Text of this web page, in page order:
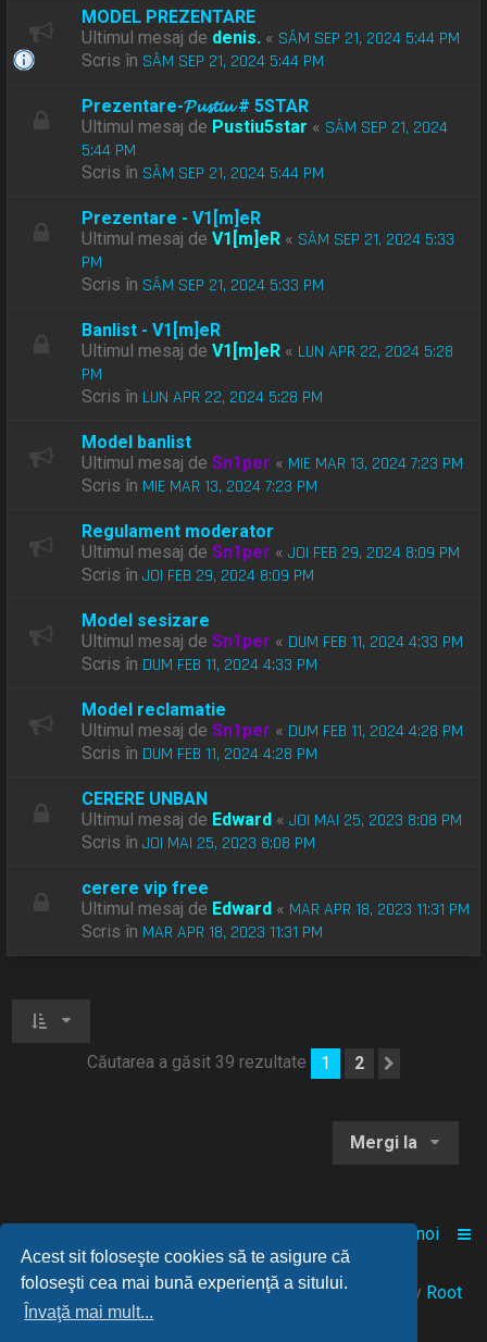
Acest sit foloseşte cookies să te asigure că
foloseşti cea mai bună experienţă a sitului.
Învaţă mai mult...
MODEL PREZENTARE
Ultimul mesaj de denis. « SÂM SEP 21, 2024 5:44 PM
Scris în SÂM SEP 21, 2024 5:44 PM
Prezentare-𝓟𝓾𝓼𝓽𝓲𝓾 # 5STAR
Ultimul mesaj de Pustiu5star « SÂM SEP 21, 2024
5:44 PM
Scris în SÂM SEP 21, 2024 5:44 PM
Prezentare - V1[m]eR
Ultimul mesaj deV1[m]eR « SÂM SEP 21, 2024 5:33
PM
Scris în SÂM SEP 21, 2024 5:33 PM
Banlist - V1[m]eR
Ultimul mesaj deV1[m]eR « LUN APR 22, 2024 5:28
PM
Scris în LUN APR 22, 2024 5:28 PM
Model banlist
Ultimul mesaj deSn1per « MIE MAR 13, 2024 7:23 PM
Scris în MIE MAR 13, 2024 7:23 PM
Regulament moderator
Ultimul mesaj deSn1per «JOI FEB 29, 2024 8:09 PM
Scris înJOI FEB 29, 2024 8:09 PM
Model sesizare
Ultimul mesaj deSn1per « DUM FEB 11, 2024 4:33 PM
Scris în DUM FEB 11, 2024 4:33 PM
Model reclamatie
Ultimul mesaj deSn1per « DUM FEB 11, 2024 4:28 PM
Scris în DUM FEB 11, 2024 4:28 PM
CERERE UNBAN
Ultimul mesaj de Edward «JOI MAI 25, 2023 8:08 PM
Scris înJOI MAI 25, 2023 8:08 PM
cerere vip free
Ultimul mesaj de Edward « MAR APR 18, 2023 11:31 PM
Scris în MAR APR 18, 2023 11:31 PM
Căutarea a găsit 39 rezultate 1 2
Mergi la
Despre noi
© 2021-2025 Powered byFANGAMES™• Design by Root